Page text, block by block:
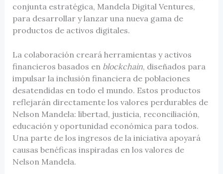
conjunta estratégica, Mandela Digital Ventures,
para desarrollar y lanzar una nueva gama de
productos de activos digitales.
La colaboración creará herramientas y activos
financieros basados en blockchain, diseñados para
impulsar la inclusión financiera de poblaciones
desatendidas en todo el mundo. Estos productos
reflejarán directamente los valores perdurables de
Nelson Mandela: libertad, justicia, reconciliación,
educación y oportunidad económica para todos.
Una parte de los ingresos de la iniciativa apoyará
causas benéficas inspiradas en los valores de
Nelson Mandela.